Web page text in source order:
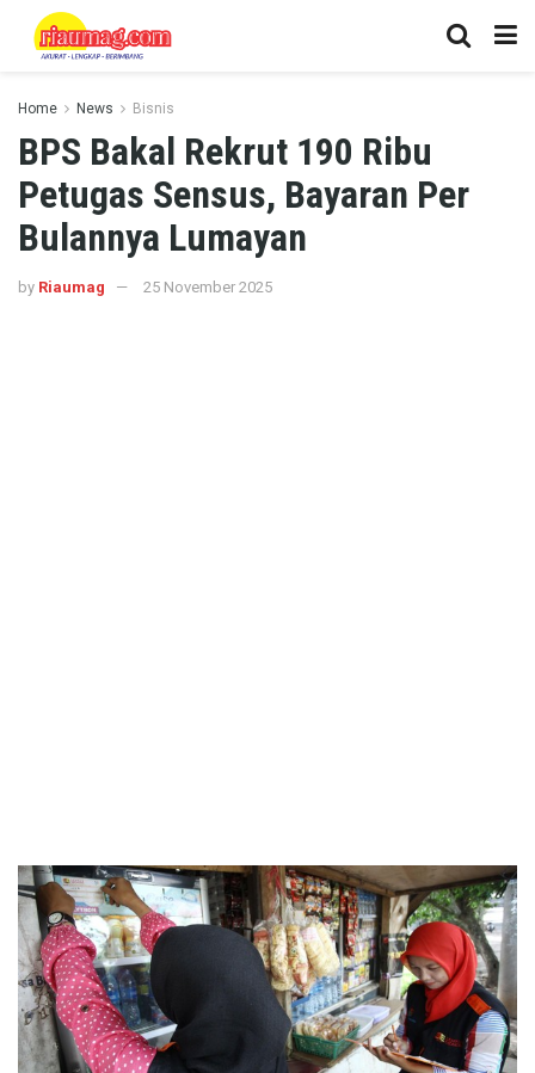
Home News Bisnis
BPS Bakal Rekrut 190 Ribu
Petugas Sensus, Bayaran Per
Bulannya Lumayan
by Riaumag 25 November 2025